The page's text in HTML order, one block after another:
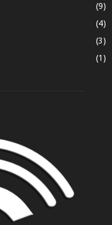
(9)
(4)
(3)
(1)